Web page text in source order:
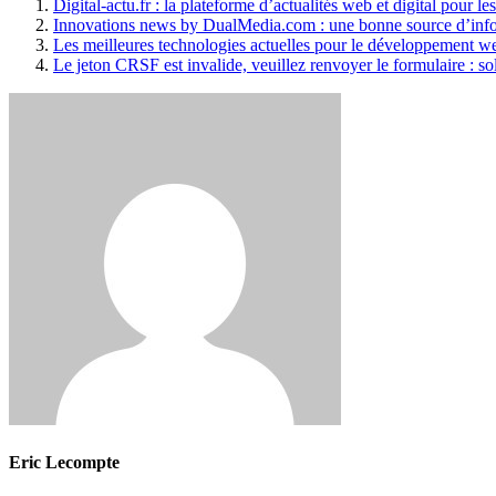
Digital-actu.fr : la plateforme d’actualités web et digital pour
Innovations news by DualMedia.com : une bonne source
Les meilleures technologies actuelles pour le développement
Le jeton CRSF est invalide, veuillez renvoyer le formulaire :
Eric Lecompte